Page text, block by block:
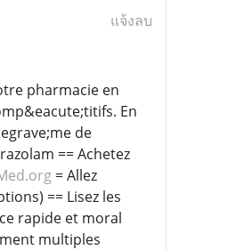
แจ้งลบ
pharmacie en
En
de
== Achetez
= Allez
== Lisez les
rapide et moral
multiples